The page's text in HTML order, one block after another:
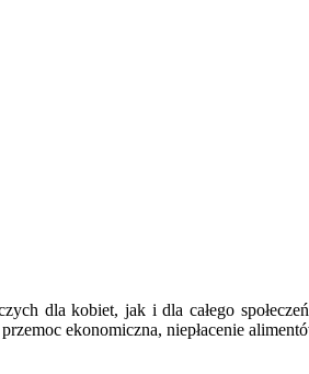
dla kobiet, jak i dla całego
ekonomiczna, niepłacenie